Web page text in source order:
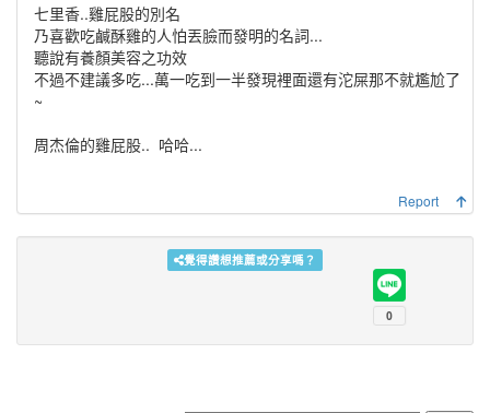
七里香..雞屁股的別名
乃喜歡吃鹹酥雞的人怕丟臉而發明的名詞...
聽說有養顏美容之功效
不過不建議多吃...萬一吃到一半發現裡面還有沱屎那不就尷尬了
~
周杰倫的雞屁股.. 哈哈...
Report
覺得讚想推薦或分享嗎？